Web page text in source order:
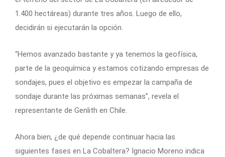
1.400 hectáreas) durante tres años. Luego de ello,
decidirán si ejecutarán la opción.
“Hemos avanzado bastante y ya tenemos la geofísica,
parte de la geoquímica y estamos cotizando empresas de
sondajes, pues el objetivo es empezar la campaña de
sondaje durante las próximas semanas”, revela el
representante de Genlith en Chile.
Ahora bien, ¿de qué depende continuar hacia las
siguientes fases en La Cobaltera? Ignacio Moreno indica